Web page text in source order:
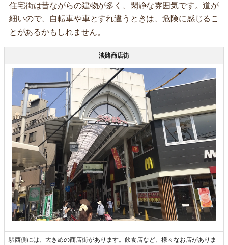
住宅街は昔ながらの建物が多く、閑静な雰囲気です。道が
細いので、自転車や車とすれ違うときは、危険に感じるこ
とがあるかもしれません。
淡路商店街
駅西側には、大きめの商店街があります。飲食店など、様々なお店がありま